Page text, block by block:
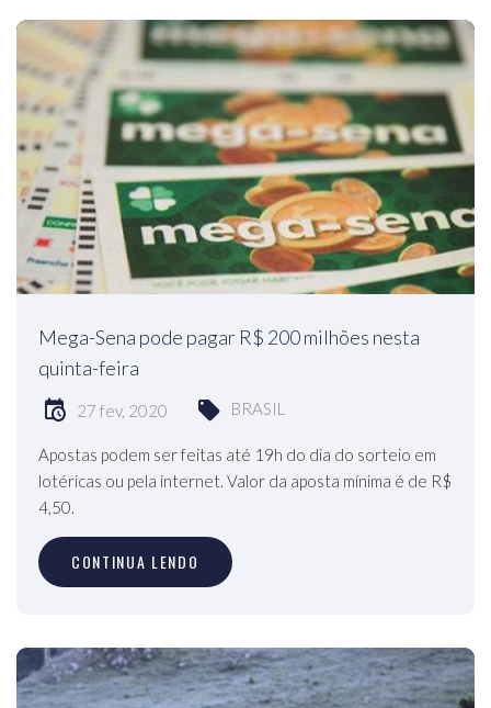
Mega-Sena pode pagar R$ 200 milhões nesta
quinta-feira
27 fev, 2020 BRASIL
Apostas podem ser feitas até 19h do dia do sorteio em
lotéricas ou pela internet. Valor da aposta mínima é de R$
4,50.
CONTINUA LENDO